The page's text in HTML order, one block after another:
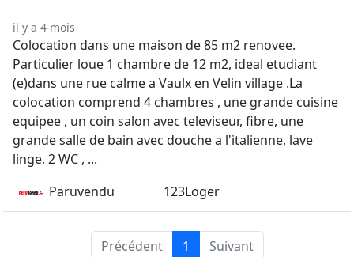
il y a 4 mois
Colocation dans une maison de 85 m2 renovee.
Particulier loue 1 chambre de 12 m2, ideal etudiant
(e)dans une rue calme a Vaulx en Velin village .La
colocation comprend 4 chambres , une grande cuisine
equipee , un coin salon avec televiseur, fibre, une
grande salle de bain avec douche a l'italienne, lave
linge, 2 WC , ...
Paruvendu
123Loger
Précédent 1 Suivant